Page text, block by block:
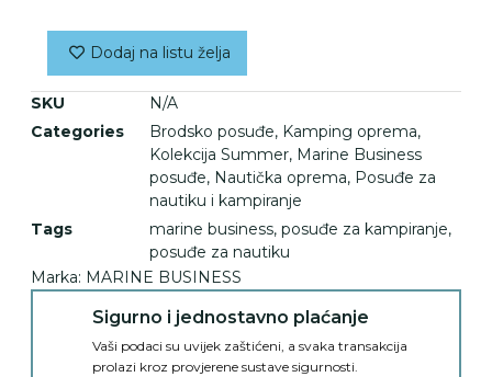
Dodaj na listu želja
SKU
N/A
Categories
Brodsko posuđe, Kamping oprema,
Kolekcija Summer, Marine Business
posuđe, Nautička oprema, Posuđe za
nautiku i kampiranje
Tags
marine business, posuđe za kampiranje,
posuđe za nautiku
Marka: MARINE BUSINESS
Sigurno i jednostavno plaćanje
Vaši podaci su uvijek zaštićeni, a svaka transakcija
prolazi kroz provjerene sustave sigurnosti.